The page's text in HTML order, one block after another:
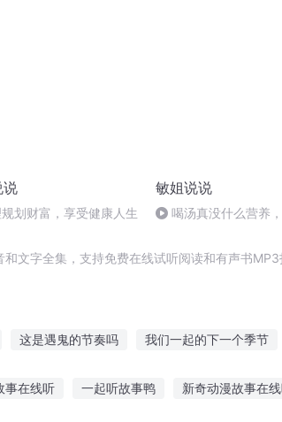
说
划财富，享受健康人生
敏姐说说
喝汤真没什么营养
文字全集，支持免费在线试听阅读和有声书MP3
这是遇鬼的节奏吗 我们一起的下一个季节
事在线听 一起听故事鸭 新奇动漫故事在